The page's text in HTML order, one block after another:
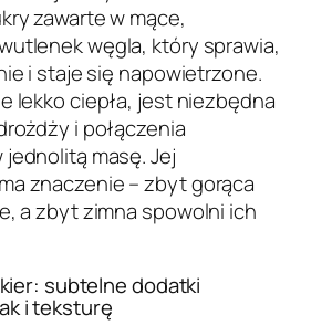
zawarte w mące,
węgla, który sprawia,
i staje się napowietrzone.
lekko ciepła, jest niezbędna
i połączenia
jednolitą masę. Jej
znaczenie – zbyt gorąca
a zbyt zimna spowolni ich
subtelne dodatki
i teksturę